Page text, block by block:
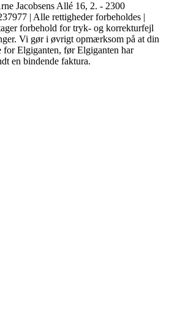
Jacobsens Allé 16, 2. - 2300
| Alle rettigheder forbeholdes |
forbehold for tryk- og korrekturfejl
Vi gør i øvrigt opmærksom på at din
Elgiganten, før Elgiganten har
en bindende faktura.